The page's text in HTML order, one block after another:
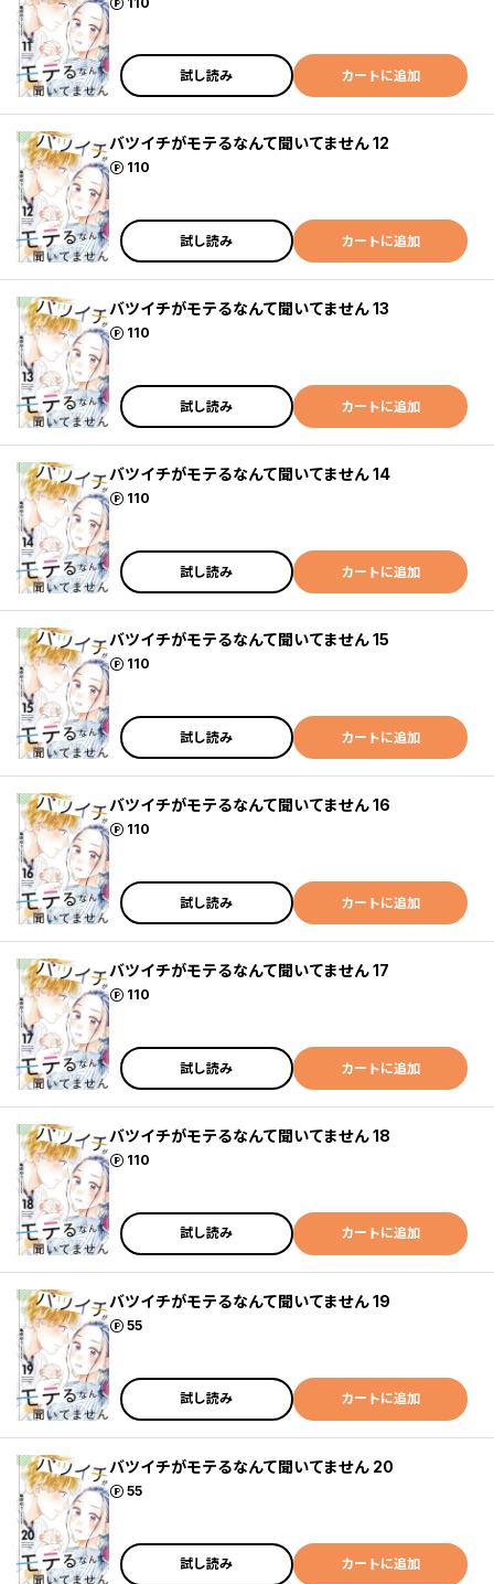
試し読み カートに追加
バツイチがモテるなんて聞いてません 12
110
ポイント
試し読み カートに追加
バツイチがモテるなんて聞いてません 13
110
ポイント
試し読み カートに追加
バツイチがモテるなんて聞いてません 14
110
ポイント
試し読み カートに追加
バツイチがモテるなんて聞いてません 15
110
ポイント
試し読み カートに追加
バツイチがモテるなんて聞いてません 16
110
ポイント
試し読み カートに追加
バツイチがモテるなんて聞いてません 17
110
ポイント
試し読み カートに追加
バツイチがモテるなんて聞いてません 18
110
ポイント
試し読み カートに追加
バツイチがモテるなんて聞いてません 19
55
ポイント
試し読み カートに追加
バツイチがモテるなんて聞いてません 20
55
ポイント
試し読み カートに追加